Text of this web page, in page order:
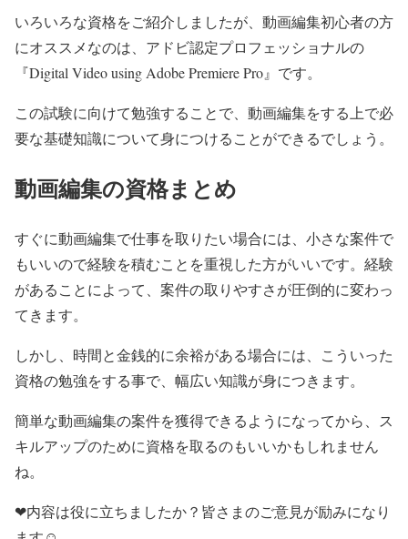
いろいろな資格をご紹介しましたが、動画編集初心者の方
にオススメなのは、アドビ認定プロフェッショナルの
『Digital Video using Adobe Premiere Pro』です。
この試験に向けて勉強することで、動画編集をする上で必
要な基礎知識について身につけることができるでしょう。
動画編集の資格まとめ
すぐに動画編集で仕事を取りたい場合には、小さな案件で
もいいので経験を積むことを重視した方がいいです。経験
があることによって、案件の取りやすさが圧倒的に変わっ
てきます。
しかし、時間と金銭的に余裕がある場合には、こういった
資格の勉強をする事で、幅広い知識が身につきます。
簡単な動画編集の案件を獲得できるようになってから、ス
キルアップのために資格を取るのもいいかもしれません
ね。
❤内容は役に立ちましたか？皆さまのご意見が励みになり